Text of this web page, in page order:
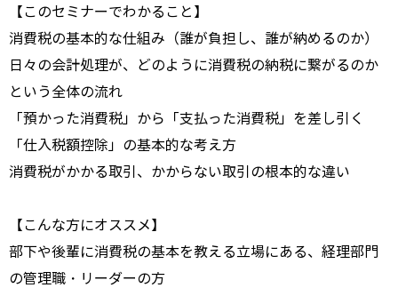
【このセミナーでわかること】
消費税の基本的な仕組み（誰が負担し、誰が納めるのか）
日々の会計処理が、どのように消費税の納税に繋がるのか
という全体の流れ
「預かった消費税」から「支払った消費税」を差し引く
「仕入税額控除」の基本的な考え方
消費税がかかる取引、かからない取引の根本的な違い
【こんな方にオススメ】
部下や後輩に消費税の基本を教える立場にある、経理部門
の管理職・リーダーの方